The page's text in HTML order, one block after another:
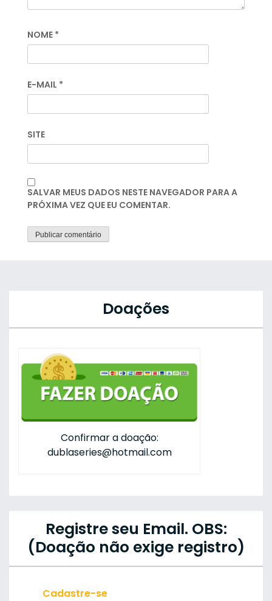
NOME *
E-MAIL *
SITE
SALVAR MEUS DADOS NESTE NAVEGADOR PARA A
PRÓXIMA VEZ QUE EU COMENTAR.
Doações
Confirmar a doação:
dublaseries@hotmail.com
Registre seu Email. OBS:
(Doação não exige registro)
Cadastre-se